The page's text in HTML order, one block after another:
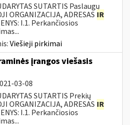
SUTARTIS Paslaugų
ORGANIZACIJA, ADRESAS IR
I.1. Perkančiosios
Viešieji pirkimai
įrangos viešasis
03-08
SUTARTIS Prekių
ORGANIZACIJA, ADRESAS IR
I.1. Perkančiosios